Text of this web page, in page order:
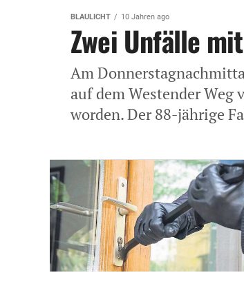
BLAULICHT 10 Jahren ago
Zwei Unfälle
Am
auf dem Westender
worden. Der 88-jährige